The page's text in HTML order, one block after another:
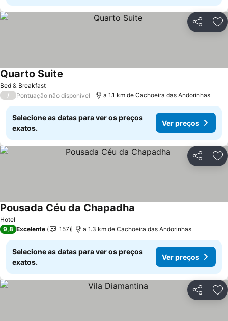
Partilhar
Bed & Breakfast
Quarto Suite
/ Pontuação não disponível a 1.1 km de Cachoeira das Andorinhas
Selecione as datas para ver os preços
exatos.
Ver preços
Partilhar
Hotel
Pousada Céu da Chapadha
9,8 Excelente 157 a 1.3 km de Cachoeira das Andorinhas
Selecione as datas para ver os preços
exatos.
Ver preços
Partilhar